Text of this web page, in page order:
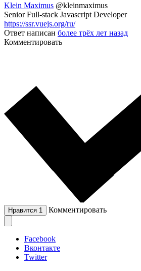
Klein Maximus @kleinmaximus
Senior Full-stack Javascript Developer
https://ssr.vuejs.org/ru/
Ответ написан более трёх лет назад
Комментировать
Нравится 1 Комментировать
Facebook
Вконтакте
Twitter